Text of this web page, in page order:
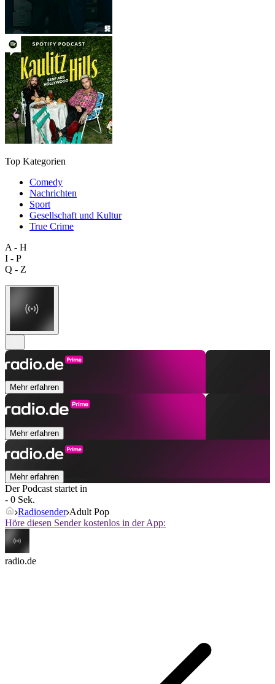
Top Kategorien
Comedy
Nachrichten
Sport
Gesellschaft und Kultur
True Crime
A - H
I - P
Q - Z
Mehr erfahren
Mehr erfahren
Mehr erfahren
Der Podcast startet in
- 0 Sek.
Radiosender Adult Pop
Höre diesen Sender kostenlos in der App:
radio.de